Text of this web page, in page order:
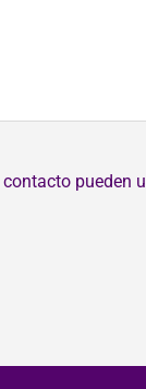
pueden